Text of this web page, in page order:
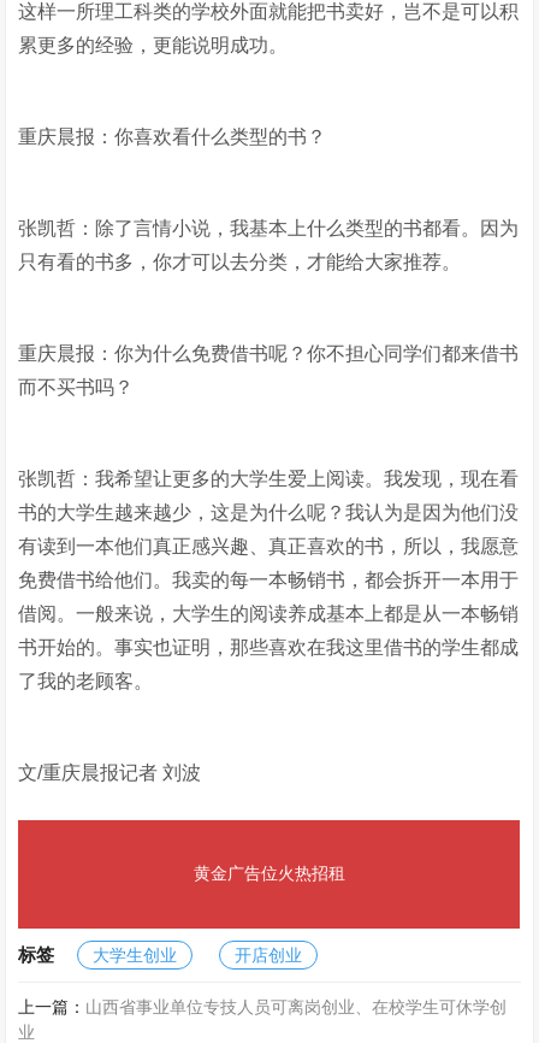
这样一所理工科类的学校外面就能把书卖好，岂不是可以积
累更多的经验，更能说明成功。
重庆晨报：你喜欢看什么类型的书？
张凯哲：除了言情小说，我基本上什么类型的书都看。因为
只有看的书多，你才可以去分类，才能给大家推荐。
重庆晨报：你为什么免费借书呢？你不担心同学们都来借书
而不买书吗？
张凯哲：我希望让更多的大学生爱上阅读。我发现，现在看
书的大学生越来越少，这是为什么呢？我认为是因为他们没
有读到一本他们真正感兴趣、真正喜欢的书，所以，我愿意
免费借书给他们。我卖的每一本畅销书，都会拆开一本用于
借阅。一般来说，大学生的阅读养成基本上都是从一本畅销
书开始的。事实也证明，那些喜欢在我这里借书的学生都成
了我的老顾客。
文/重庆晨报记者 刘波
黄金广告位火热招租
标签 大学生创业 开店创业
上一篇： 山西省事业单位专技人员可离岗创业、在校学生可休学创
业